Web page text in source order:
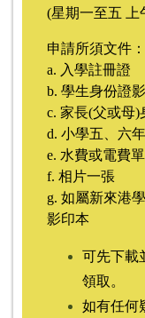
(星期一至五
申請所須文件：
a. 入學註冊證
b. 學生身份證
c. 家長(父或母)
d. 小學五、六
e. 水費或電費
f. 相片一張
g. 如屬新來港
影印本
可先下載
領取。
如有任何